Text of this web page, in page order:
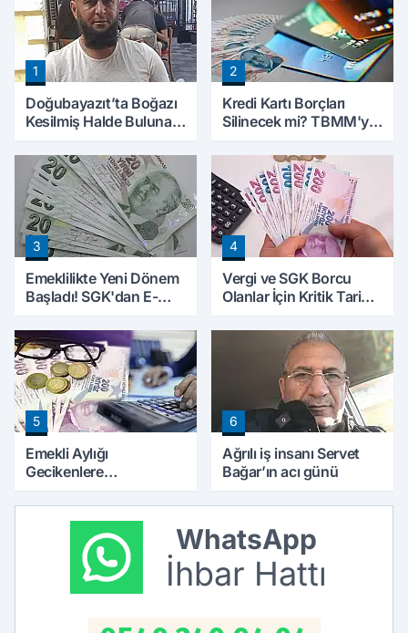
1
Doğubayazıt’ta Boğazı
Kesilmiş Halde Bulunan
2
Kredi Kartı Borçları
Silinecek mi? TBMM'ye
Ayrıntıları Belli Oldu
3
Emeklilikte Yeni Dönem
Başladı! SGK'dan E-
4
Vergi ve SGK Borcu
Olanlar İçin Kritik Tarih:
Yaklaşıyor
5
Emekli Aylığı
Gecikenlere
Karar: Faiz Ödenebilir
6
Ağrılı iş insanı Servet
Bağar’ın acı günü
WhatsApp
İhbar Hattı